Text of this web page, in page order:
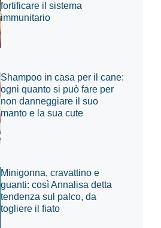
fortificare il sistema
immunitario
Shampoo in casa per il cane:
ogni quanto si può fare per
non danneggiare il suo
manto e la sua cute
Minigonna, cravattino e
guanti: così Annalisa detta
tendenza sul palco, da
togliere il fiato